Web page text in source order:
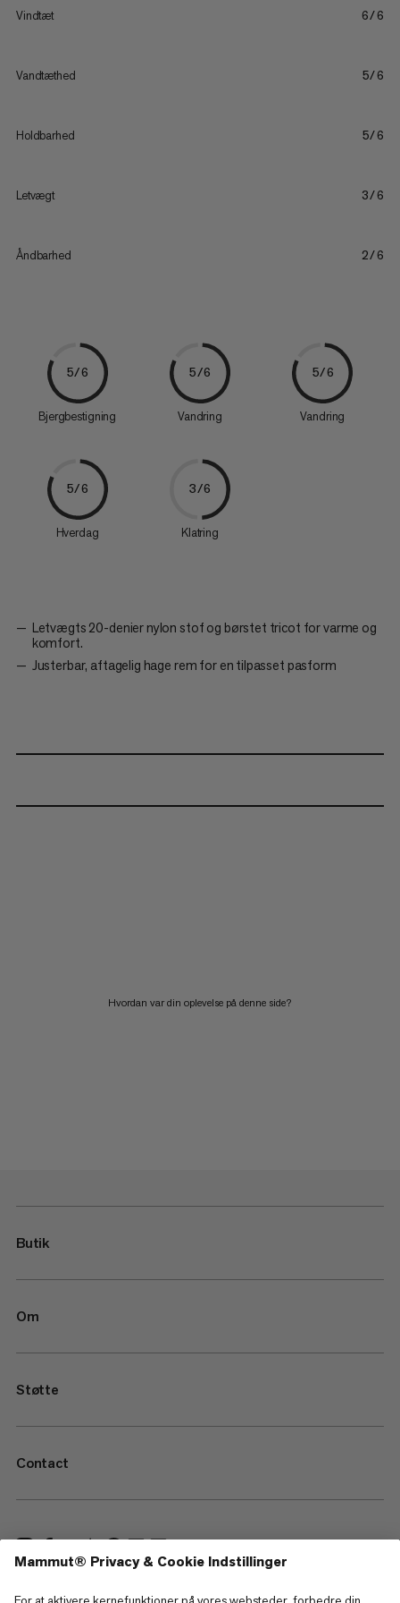
Vindtæt 6/6
Vandtæthed 5/6
Holdbarhed 5/6
Letvægt 3/6
Åndbarhed 2/6
5/6
Bjergbestigning
5/6
Vandring
5/6
Vandring
5/6
Hverdag
3/6
Klatring
Letvægts 20-denier nylon stof og børstet tricot for varme og
komfort.
Justerbar, aftagelig hage rem for en tilpasset pasform
Hvordan var din oplevelse på denne side?
Butik
Om
Støtte
Contact